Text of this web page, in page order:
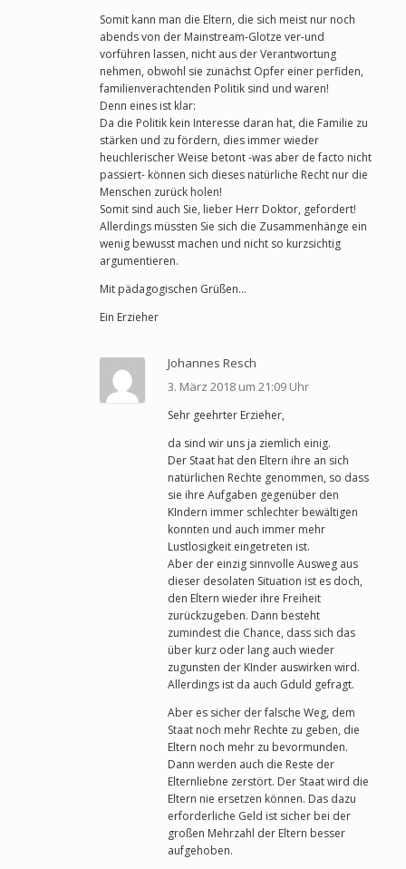
Somit kann man die Eltern, die sich meist nur noch
abends von der Mainstream-Glotze ver-und
vorführen lassen, nicht aus der Verantwortung
nehmen, obwohl sie zunächst Opfer einer perfiden,
familienverachtenden Politik sind und waren!
Denn eines ist klar:
Da die Politik kein Interesse daran hat, die Familie zu
stärken und zu fördern, dies immer wieder
heuchlerischer Weise betont -was aber de facto nicht
passiert- können sich dieses natürliche Recht nur die
Menschen zurück holen!
Somit sind auch Sie, lieber Herr Doktor, gefordert!
Allerdings müssten Sie sich die Zusammenhänge ein
wenig bewusst machen und nicht so kurzsichtig
argumentieren.
Mit pädagogischen Grüßen…
Ein Erzieher
Johannes Resch
3. März 2018 um 21:09 Uhr
Sehr geehrter Erzieher,
da sind wir uns ja ziemlich einig.
Der Staat hat den Eltern ihre an sich
natürlichen Rechte genommen, so dass
sie ihre Aufgaben gegenüber den
KIndern immer schlechter bewältigen
konnten und auch immer mehr
Lustlosigkeit eingetreten ist.
Aber der einzig sinnvolle Ausweg aus
dieser desolaten Situation ist es doch,
den Eltern wieder ihre Freiheit
zurückzugeben. Dann besteht
zumindest die Chance, dass sich das
über kurz oder lang auch wieder
zugunsten der KInder auswirken wird.
Allerdings ist da auch Gduld gefragt.
Aber es sicher der falsche Weg, dem
Staat noch mehr Rechte zu geben, die
Eltern noch mehr zu bevormunden.
Dann werden auch die Reste der
Elternliebne zerstört. Der Staat wird die
Eltern nie ersetzen können. Das dazu
erforderliche Geld ist sicher bei der
großen Mehrzahl der Eltern besser
aufgehoben.